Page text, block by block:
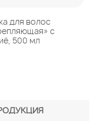
для волос
с
500 мл